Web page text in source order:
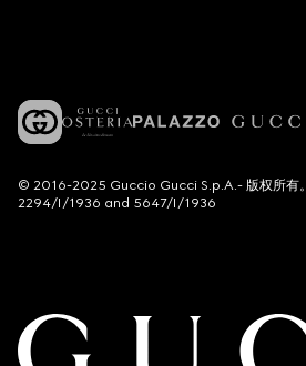
© 2016-2025 Guccio Gucci S.p.A.- 版权所有
2294/I/1936 and 5647/I/1936